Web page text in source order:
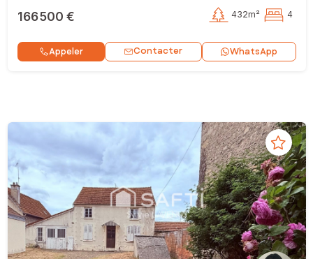
166 500 € 432m² 4
Appeler Contacter WhatsApp